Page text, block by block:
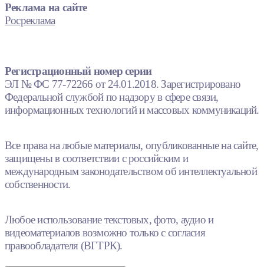
Реклама на сайте
Росреклама
Регистрационный номер серии
ЭЛ № ФС 77-72266 от 24.01.2018. Зарегистрировано
Федеральной службой по надзору в сфере связи,
информационных технологий и массовых коммуникаций.
Все права на любые материалы, опубликованные на сайте,
защищены в соответствии с российским и
международным законодательством об интеллектуальной
собственности.
Любое использование текстовых, фото, аудио и
видеоматериалов возможно только с согласия
правообладателя (ВГТРК).